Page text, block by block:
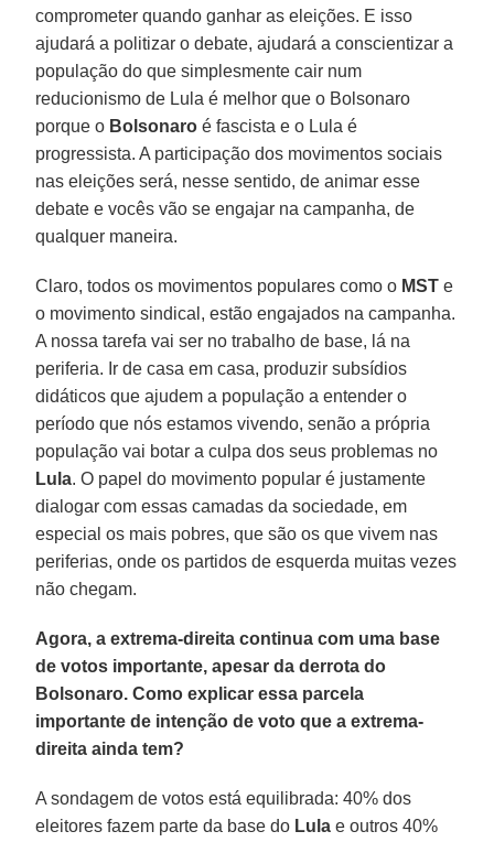
comprometer quando ganhar as eleições. E isso
ajudará a politizar o debate, ajudará a conscientizar a
população do que simplesmente cair num
reducionismo de Lula é melhor que o Bolsonaro
porque o Bolsonaro é fascista e o Lula é
progressista. A participação dos movimentos sociais
nas eleições será, nesse sentido, de animar esse
debate e vocês vão se engajar na campanha, de
qualquer maneira.
Claro, todos os movimentos populares como o MST e
o movimento sindical, estão engajados na campanha.
A nossa tarefa vai ser no trabalho de base, lá na
periferia. Ir de casa em casa, produzir subsídios
didáticos que ajudem a população a entender o
período que nós estamos vivendo, senão a própria
população vai botar a culpa dos seus problemas no
Lula. O papel do movimento popular é justamente
dialogar com essas camadas da sociedade, em
especial os mais pobres, que são os que vivem nas
periferias, onde os partidos de esquerda muitas vezes
não chegam.
Agora, a extrema-direita continua com uma base
de votos importante, apesar da derrota do
Bolsonaro. Como explicar essa parcela
importante de intenção de voto que a extrema-
direita ainda tem?
A sondagem de votos está equilibrada: 40% dos
eleitores fazem parte da base do Lula e outros 40%